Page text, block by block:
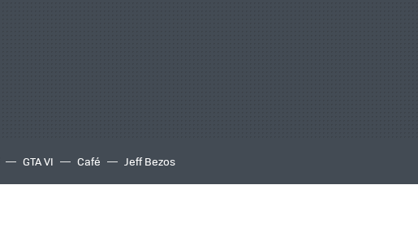
GTA VI Café Jeff Bezos